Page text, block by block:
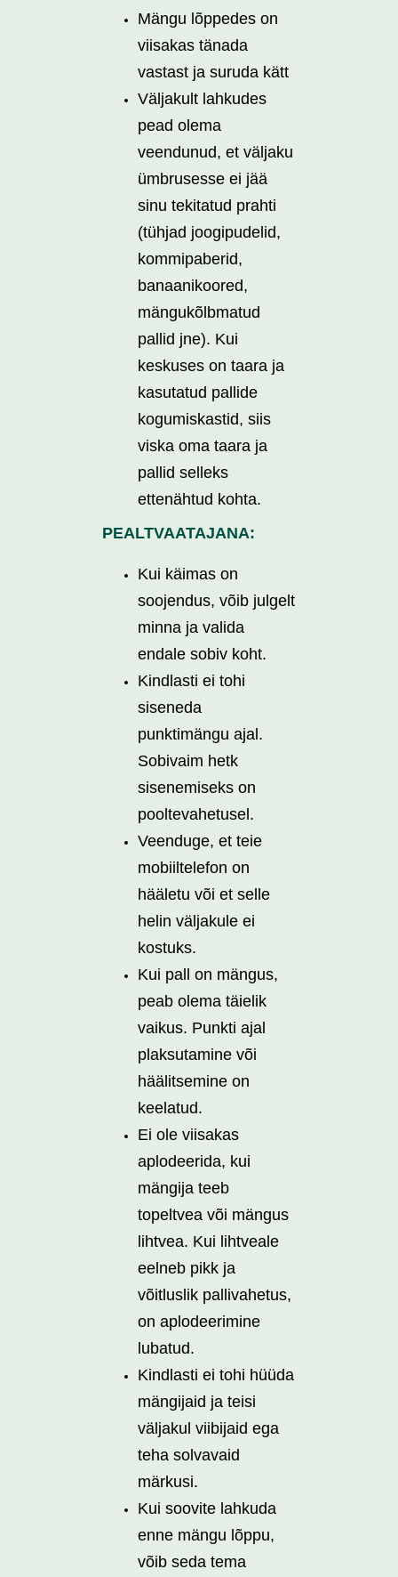
Mängu lõppedes on
viisakas tänada
vastast ja suruda kätt
Väljakult lahkudes
pead olema
veendunud, et väljaku
ümbrusesse ei jää
sinu tekitatud prahti
(tühjad joogipudelid,
kommipaberid,
banaanikoored,
mängukõlbmatud
pallid jne). Kui
keskuses on taara ja
kasutatud pallide
kogumiskastid, siis
viska oma taara ja
pallid selleks
ettenähtud kohta.
PEALTVAATAJANA:
Kui käimas on
soojendus, võib julgelt
minna ja valida
endale sobiv koht.
Kindlasti ei tohi
siseneda
punktimängu ajal.
Sobivaim hetk
sisenemiseks on
pooltevahetusel.
Veenduge, et teie
mobiiltelefon on
hääletu või et selle
helin väljakule ei
kostuks.
Kui pall on mängus,
peab olema täielik
vaikus. Punkti ajal
plaksutamine või
häälitsemine on
keelatud.
Ei ole viisakas
aplodeerida, kui
mängija teeb
topeltvea või mängus
lihtvea. Kui lihtveale
eelneb pikk ja
võitluslik pallivahetus,
on aplodeerimine
lubatud.
Kindlasti ei tohi hüüda
mängijaid ja teisi
väljakul viibijaid ega
teha solvavaid
märkusi.
Kui soovite lahkuda
enne mängu lõppu,
võib seda tema